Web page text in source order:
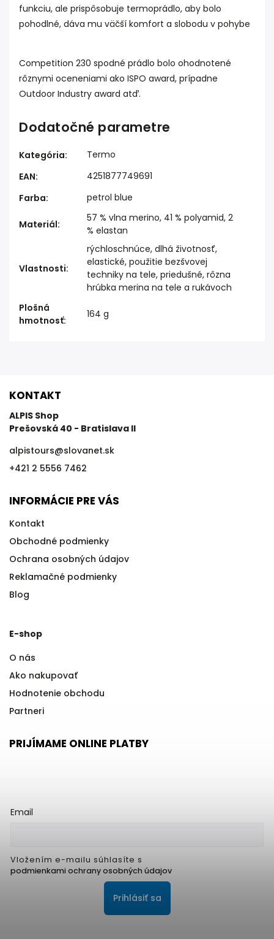
funkciu, ale prispôsobuje termoprádlo, aby bolo
pohodlné, dáva mu väčší komfort a slobodu v pohybe
Competition 230 spodné prádlo bolo ohodnotené
rôznymi oceneniami ako ISPO award, prípadne
Outdoor Industry award atď.
Dodatočné parametre
Kategória:
Termo
EAN:
4251877749691
Farba: petrol blue
Materiál:
57 % vlna merino, 41 % polyamid, 2
% elastan
Vlastnosti:
rýchloschnúce, dlhá životnosť,
elastické, použitie bezšvovej
techniky na tele, priedušné, rôzna
hrúbka merina na tele a rukávoch
Plošná
hmotnosť:
164 g
KONTAKT
ALPIS Shop
Prešovská 40 - Bratislava II
alpistours@slovanet.sk
+421 2 5556 7462
INFORMÁCIE PRE VÁS
Kontakt
Obchodné podmienky
Ochrana osobných údajov
Reklamačné podmienky
Blog
E-shop
O nás
Ako nakupovať
Hodnotenie obchodu
Partneri
PRIJÍMAME ONLINE PLATBY
Email
Vložením e-mailu súhlasíte s
podmienkami ochrany osobných údajov
Prihlásiť sa